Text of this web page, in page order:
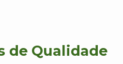
de Qualidade